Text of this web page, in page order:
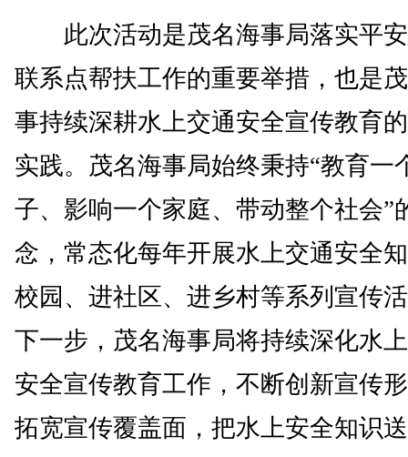
此次活动是茂名海事局落实平
联系点帮扶工作的重要举措，也是
事持续深耕水上交通安全宣传教育
实践。茂名海事局始终秉持“教育一
子、影响一个家庭、带动整个社会”
念，常态化每年开展水上交通安全
校园、进社区、进乡村等系列宣传
下一步，茂名海事局将持续深化水
安全宣传教育工作，不断创新宣传
拓宽宣传覆盖面，把水上安全知识